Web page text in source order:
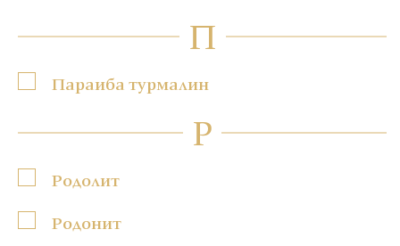
П
Параиба турмалин
Р
Родолит
Родонит